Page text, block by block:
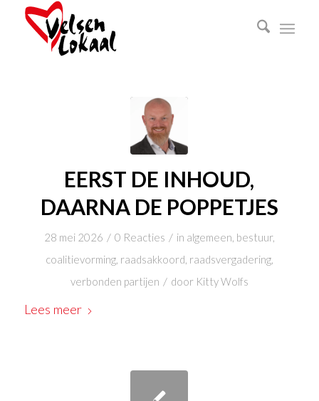
EERST DE INHOUD,
DAARNA DE POPPETJES
28 mei 2026 / 0 Reacties / in algemeen, bestuur,
coalitievorming, raadsakkoord, raadsvergadering,
verbonden partijen / door Kitty Wolfs
Lees meer